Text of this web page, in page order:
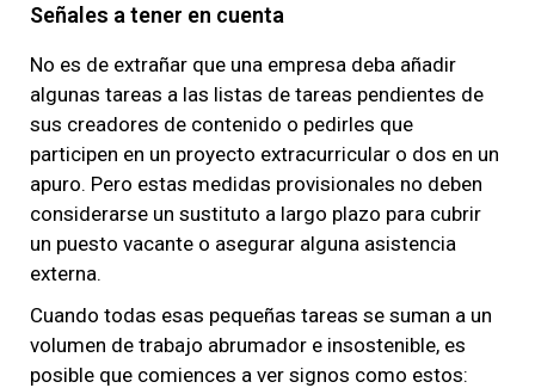
Señales a tener en cuenta
No es de extrañar que una empresa deba añadir
algunas tareas a las listas de tareas pendientes de
sus creadores de contenido o pedirles que
participen en un proyecto extracurricular o dos en un
apuro. Pero estas medidas provisionales no deben
considerarse un sustituto a largo plazo para cubrir
un puesto vacante o asegurar alguna asistencia
externa.
Cuando todas esas pequeñas tareas se suman a un
volumen de trabajo abrumador e insostenible, es
posible que comiences a ver signos como estos: